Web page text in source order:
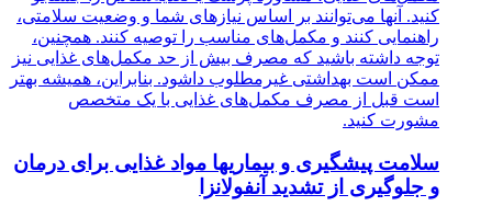
سلامت پیشگیری و بیماریها مواد غذایی برای درمان
و جلوگیری از تشدید آنفولانزا